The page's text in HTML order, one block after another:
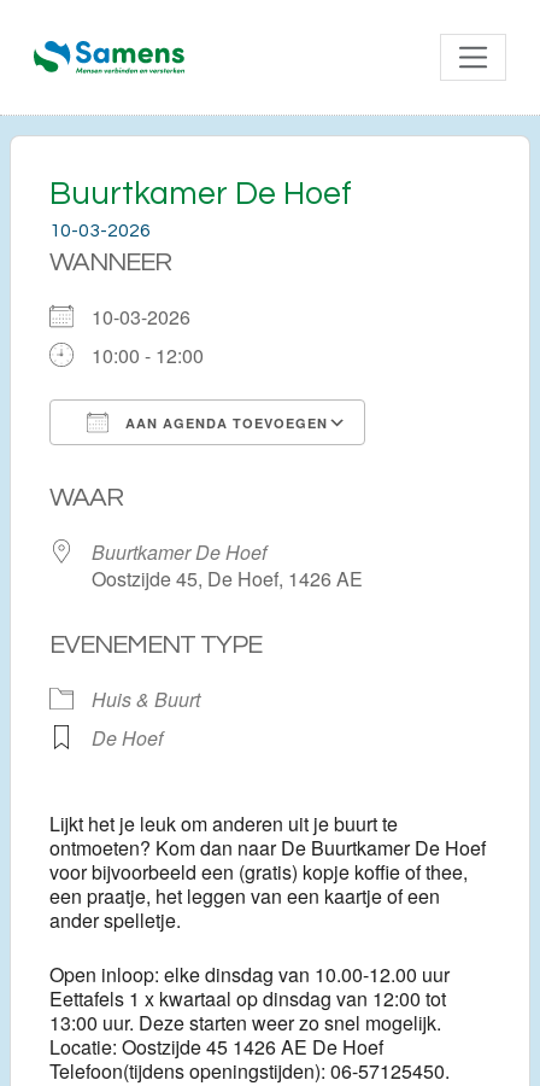
Buurtkamer De Hoef
10-03-2026
WANNEER
10-03-2026
10:00 - 12:00
AAN AGENDA TOEVOEGEN
WAAR
Buurtkamer De Hoef
Oostzijde 45, De Hoef, 1426 AE
EVENEMENT TYPE
Huis & Buurt
De Hoef
Lijkt het je leuk om anderen uit je buurt te
ontmoeten? Kom dan naar De Buurtkamer De Hoef
voor bijvoorbeeld een (gratis) kopje koffie of thee,
een praatje, het leggen van een kaartje of een
ander spelletje.
Open inloop: elke dinsdag van 10.00-12.00 uur
Eettafels 1 x kwartaal op dinsdag van 12:00 tot
13:00 uur. Deze starten weer zo snel mogelijk.
Locatie: Oostzijde 45 1426 AE De Hoef
Telefoon(tijdens openingstijden): 06-57125450.